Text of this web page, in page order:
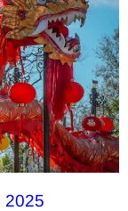
2025